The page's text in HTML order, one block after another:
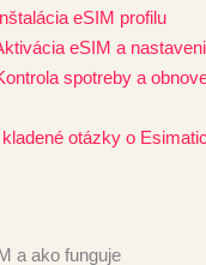
eSIM profilu
eSIM a
spotreby a
otázky o
a ako funguje